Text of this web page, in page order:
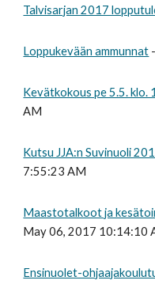
Talvisarjan 2017
Loppukevään ammunnat
Kevätkokous pe 5.5. klo.
AM
Kutsu JJA:n Suvinuoli
7:55:23 AM
Maastotalkoot ja
May 06, 2017 10:14:10
Ensinuolet-